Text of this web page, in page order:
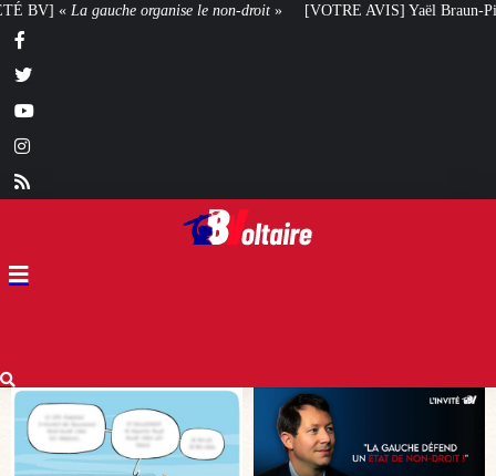
» [VOTRE AVIS] Yaël Braun-Pivet doit-elle renoncer à son projet